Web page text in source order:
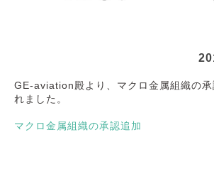
GE-aviation殿より、マクロ金属組織の承
れました。
マクロ金属組織の承認追加